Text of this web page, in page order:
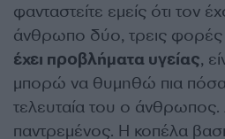
φανταστείτε εμείς ότι τον
άνθρωπο δύο, τρεις
έχει προβλήματα υγείας,
μπορώ να θυμηθώ πια πόσα
τελευταία του ο άνθρωπος.
παντρεμένος. Η κοπέλα